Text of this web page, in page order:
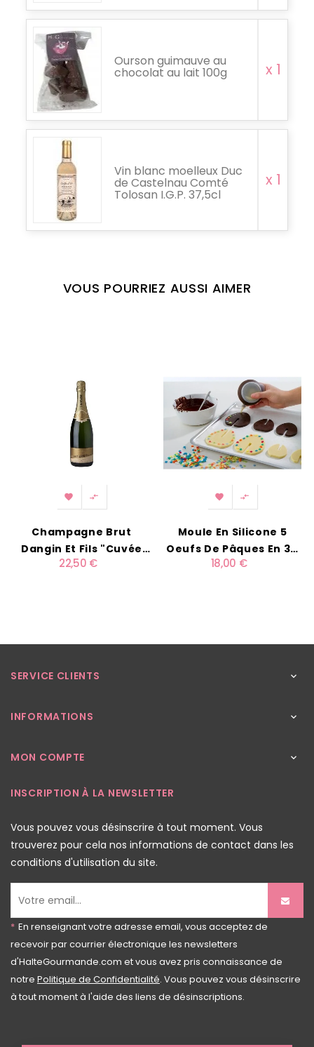
Ourson guimauve au
chocolat au lait 100g x 1
Vin blanc moelleux Duc
de Castelnau Comté
Tolosan I.G.P. 37,5cl
x 1
VOUS POURRIEZ AUSSI AIMER
 
Champagne Brut
Dangin Et Fils "Cuvée
Carte Or" 75cl
22,50 €
 
Moule En Silicone 5
Oeufs De Pâques En 3D
Lékué
18,00 €
SERVICE CLIENTS 
INFORMATIONS 
MON COMPTE 
INSCRIPTION À LA NEWSLETTER
Vous pouvez vous désinscrire à tout moment. Vous
trouverez pour cela nos informations de contact dans les
conditions d'utilisation du site.
* En renseignant votre adresse email, vous acceptez de
recevoir par courrier électronique les newsletters
d'HalteGourmande.com et vous avez pris connaissance de
notre Politique de Confidentialité. Vous pouvez vous désinscrire
à tout moment à l'aide des liens de désinscriptions.